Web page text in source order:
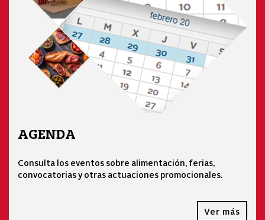
AGENDA
Consulta los eventos sobre alimentación, ferias,
convocatorias y otras actuaciones promocionales.
Ver más